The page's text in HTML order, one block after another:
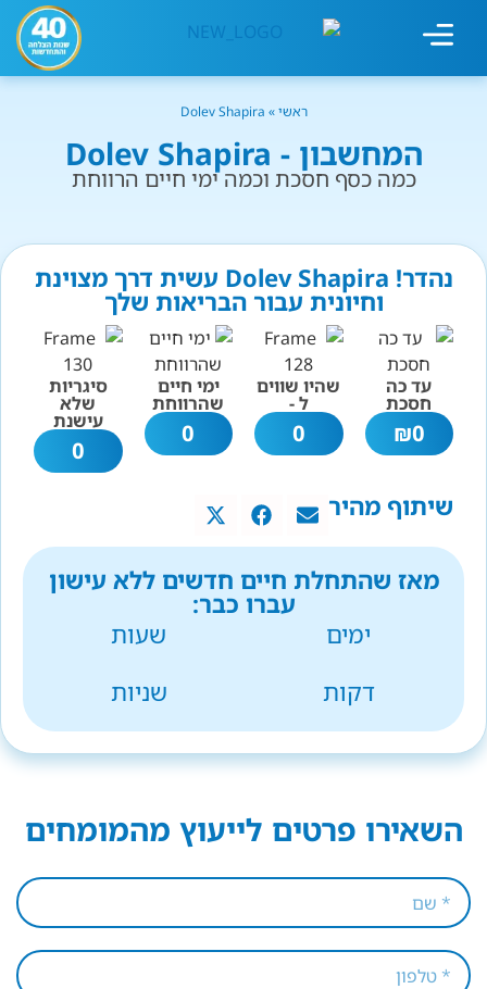
ראשי»
Dolev Shapira
המחשבון - Dolev Shapira
כמה כסף חסכת וכמה ימי חיים הרווחת
נהדר! Dolev Shapira עשית דרך מצוינת
וחיונית עבור הבריאות שלך
עד כה
חסכת
0
₪
שהיו שווים
ל -
0
ימי חיים
שהרווחת
0
סיגריות
שלא
עישנת
0
שיתוף מהיר
מאז שהתחלת חיים חדשים ללא עישון
עברו כבר:
ימים
שעות
דקות
שניות
השאירו פרטים לייעוץ מהמומחים